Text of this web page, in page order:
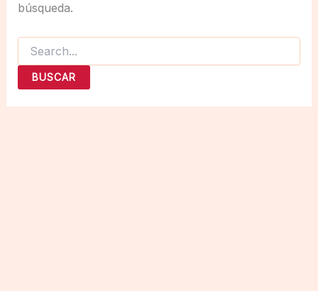
búsqueda.
Buscar
por: